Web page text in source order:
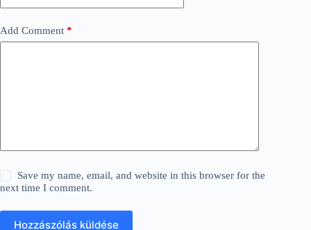
Add Comment *
Save my name, email, and website in this browser for the
next time I comment.
Hozzászólás küldése